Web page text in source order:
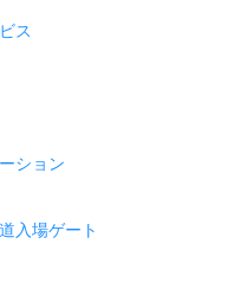
ス
ション
入場ゲート